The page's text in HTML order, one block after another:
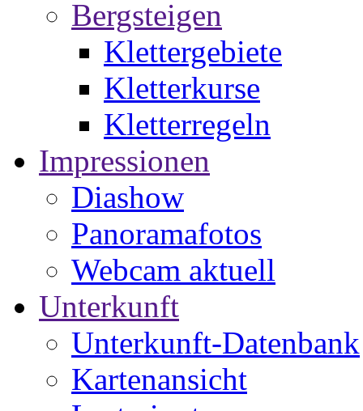
Bergsteigen
Klettergebiete
Kletterkurse
Kletterregeln
Impressionen
Diashow
Panoramafotos
Webcam aktuell
Unterkunft
Unterkunft-Datenbank
Kartenansicht